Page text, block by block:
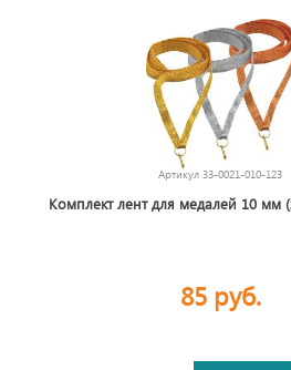
Артикул 33-0021-010-123
Комплект лент для медалей 10 мм
85 руб.